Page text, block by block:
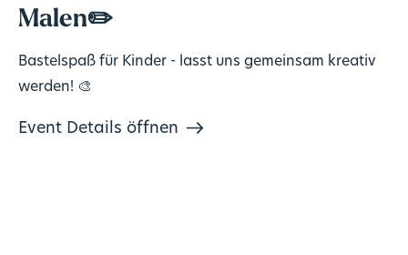
Malen✏️
Bastelspaß für Kinder - lasst uns gemeinsam kreativ
werden! 🎨
Event Details öffnen